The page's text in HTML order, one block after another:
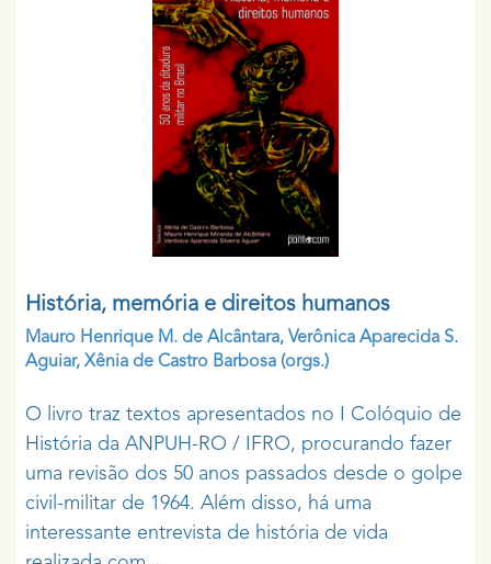
História, memória e direitos humanos
Mauro Henrique M. de Alcântara, Verônica Aparecida S.
Aguiar, Xênia de Castro Barbosa (orgs.)
O livro traz textos apresentados no I Colóquio de
História da ANPUH-RO / IFRO, procurando fazer
uma revisão dos 50 anos passados desde o golpe
civil-militar de 1964. Além disso, há uma
interessante entrevista de história de vida